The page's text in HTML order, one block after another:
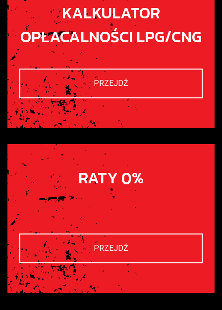
KALKULATOR
OPŁACALNOŚCI LPG/CNG
PRZEJDŹ
RATY 0%
PRZEJDŹ